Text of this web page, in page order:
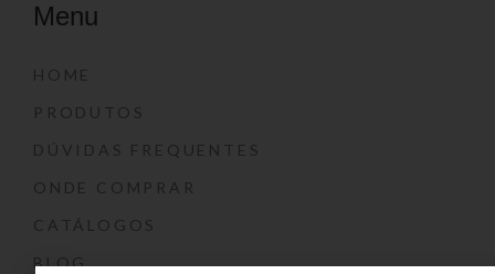
Menu
HOME
PRODUTOS
DÚVIDAS FREQUENTES
ONDE COMPRAR
CATÁLOGOS
BLOG